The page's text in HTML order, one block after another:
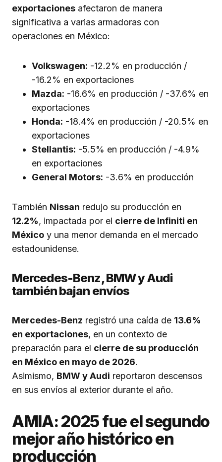
exportaciones afectaron de manera
significativa a varias armadoras con
operaciones en México:
Volkswagen: -12.2% en producción /
-16.2% en exportaciones
Mazda: -16.6% en producción / -37.6% en
exportaciones
Honda: -18.4% en producción / -20.5% en
exportaciones
Stellantis: -5.5% en producción / -4.9%
en exportaciones
General Motors: -3.6% en producción
También Nissan redujo su producción en
12.2%, impactada por el cierre de Infiniti en
México y una menor demanda en el mercado
estadounidense.
Mercedes-Benz, BMW y Audi
también bajan envíos
Mercedes-Benz registró una caída de 13.6%
en exportaciones, en un contexto de
preparación para el cierre de su producción
en México en mayo de 2026.
Asimismo, BMW y Audi reportaron descensos
en sus envíos al exterior durante el año.
AMIA: 2025 fue el segundo
mejor año histórico en
producción